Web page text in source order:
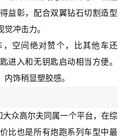
益彰，配合双翼钻石切割造型
冲击力。
空间绝对赞个，比其他车还
进入和无钥匙启动相当方便。
饰稍显塑胶感。
众高尔夫同属一个平台，在综
比也是所有炮跑系列车型中最